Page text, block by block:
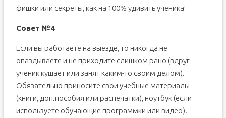
фишки или секреты, как на 100% удивить ученика!
Совет №4
Если вы работаете на выезде, то никогда не
опаздываете и не приходите слишком рано (вдруг
ученик кушает или занят каким-то своим делом).
Обязательно приносите свои учебные материалы
(книги, доп.пособия или распечатки), ноутбук (если
используете обучающие программки или видео).